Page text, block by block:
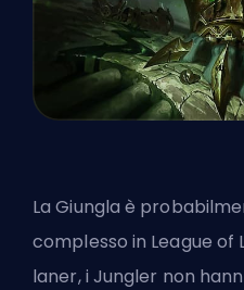
La Giungla è
complesso in League of
laner, i Jungler non